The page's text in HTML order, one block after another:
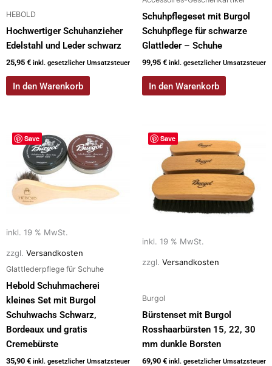
HEBOLD
Hochwertiger Schuhanzieher
Edelstahl und Leder schwarz
25,95 € inkl. gesetzlicher Umsatzsteuer
In den Warenkorb
Schuhpflegeset mit Burgol
Schuhpflege für schwarze
Glattleder – Schuhe
99,95 € inkl. gesetzlicher Umsatzsteuer
In den Warenkorb
Save
inkl. 19 % MwSt.
zzgl. Versandkosten
Glattlederpflege für Schuhe
Hebold Schuhmacherei
kleines Set mit Burgol
Schuhwachs Schwarz,
Bordeaux und gratis
Cremebürste
35,90 € inkl. gesetzlicher Umsatzsteuer
Save
inkl. 19 % MwSt.
zzgl. Versandkosten
Burgol
Bürstenset mit Burgol
Rosshaarbürsten 15, 22, 30
mm dunkle Borsten
69,90 € inkl. gesetzlicher Umsatzsteuer